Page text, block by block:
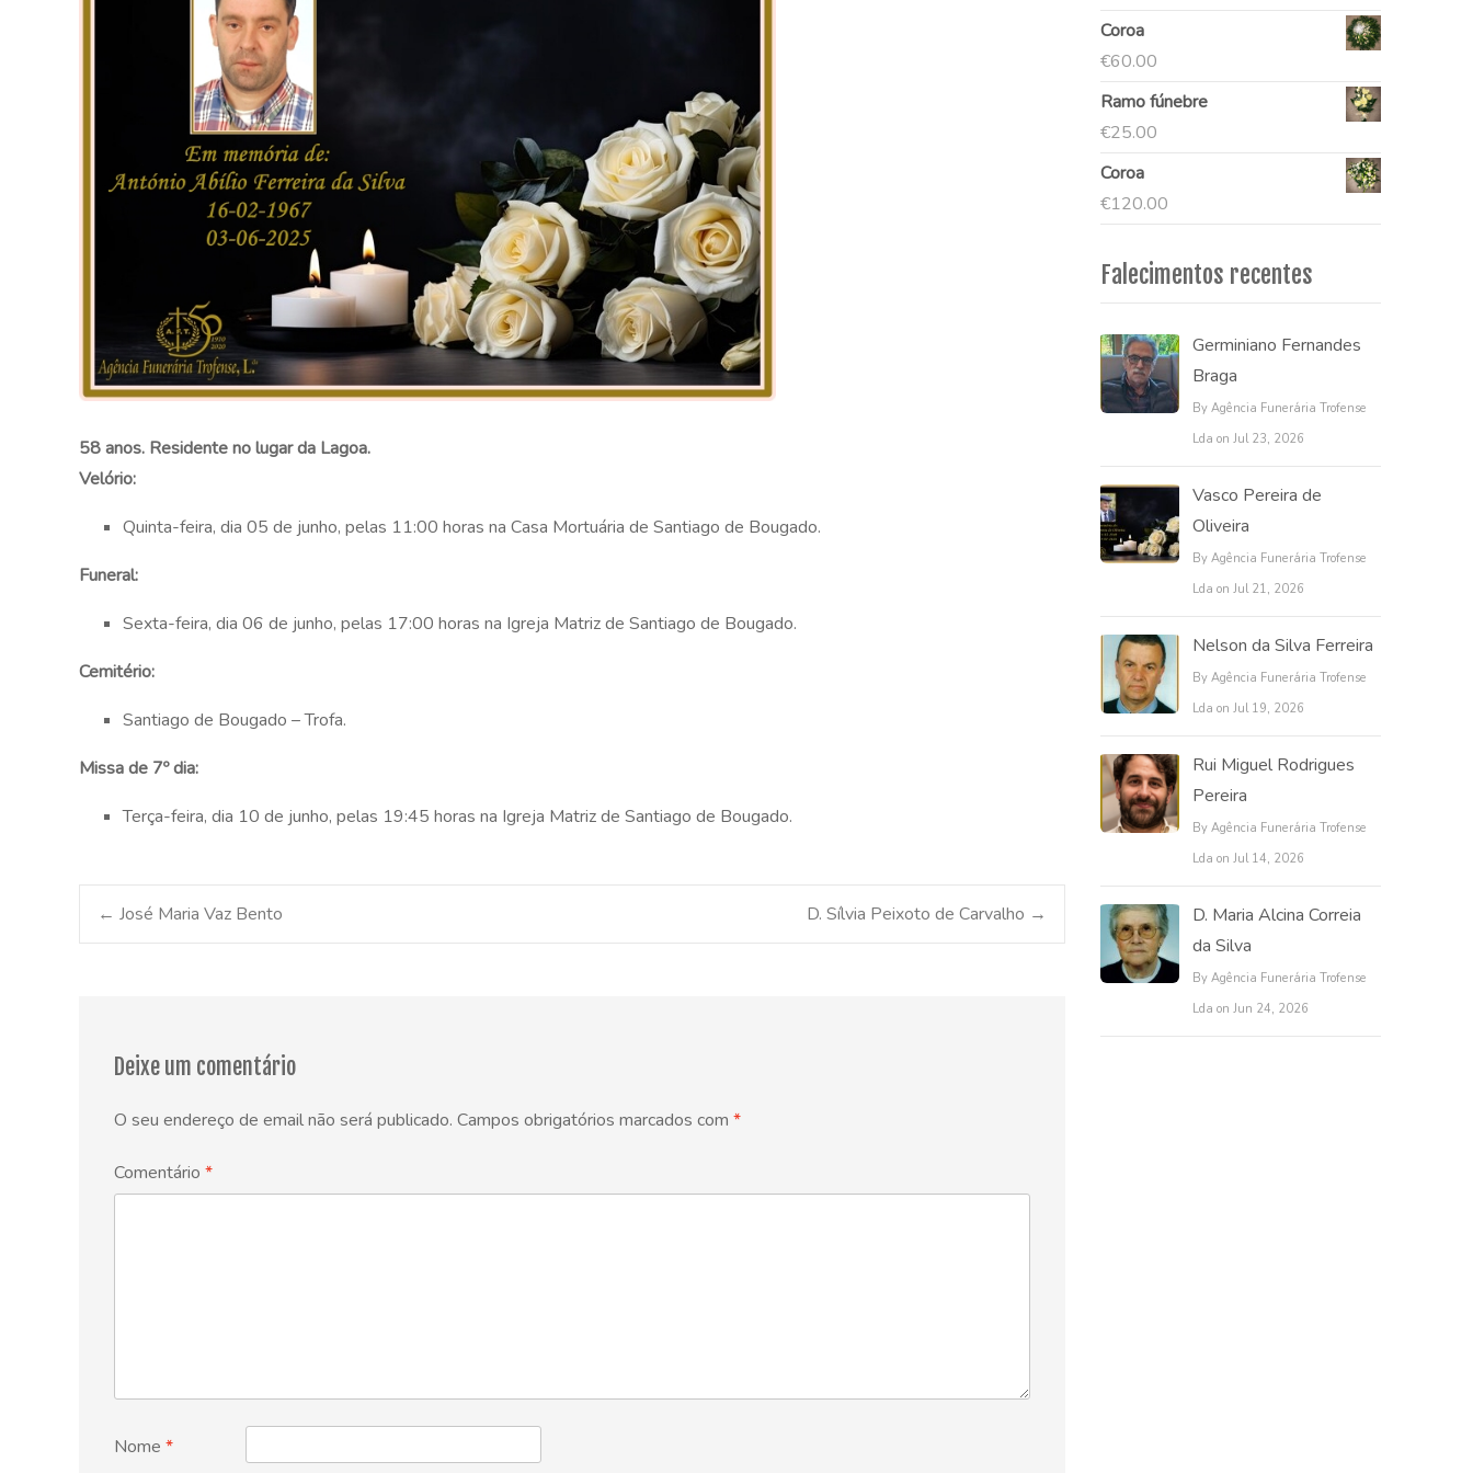
58 anos. Residente no lugar da Lagoa.
Velório:
Quinta-feira, dia 05 de junho, pelas 11:00 horas na Casa Mortuária de Santiago de Bougado.
Funeral:
Sexta-feira, dia 06 de junho, pelas 17:00 horas na Igreja Matriz de Santiago de Bougado.
Cemitério:
Santiago de Bougado – Trofa.
Missa de 7º dia:
Terça-feira, dia 10 de junho, pelas 19:45 horas na Igreja Matriz de Santiago de Bougado.
Post
← José Maria Vaz Bento D. Sílvia Peixoto de Carvalho →
Deixe um comentário
O seu endereço de email não será publicado. Campos obrigatórios marcados com *
Comentário *
Nome *
Coroa
€60.00
Ramo fúnebre
€25.00
Coroa
€120.00
Falecimentos recentes
Germiniano Fernandes
Braga
By Agência Funerária Trofense
Lda on Jul 23, 2026
Vasco Pereira de
Oliveira
By Agência Funerária Trofense
Lda on Jul 21, 2026
Nelson da Silva Ferreira
By Agência Funerária Trofense
Lda on Jul 19, 2026
Rui Miguel Rodrigues
Pereira
By Agência Funerária Trofense
Lda on Jul 14, 2026
D. Maria Alcina Correia
da Silva
By Agência Funerária Trofense
Lda on Jun 24, 2026